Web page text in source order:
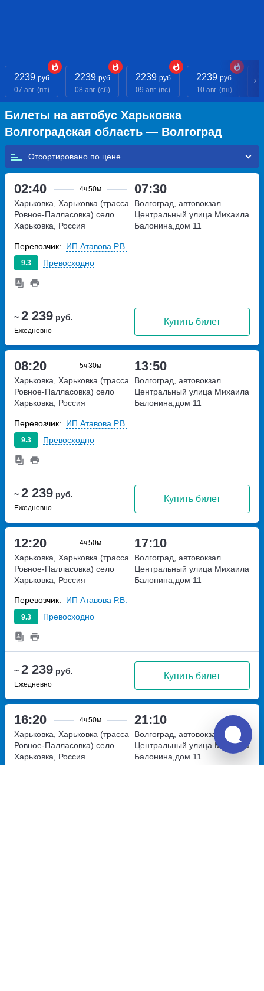
2239 руб.
07 авг. (пт)
2239 руб.
08 авг. (сб)
2239 руб.
09 авг. (вс)
2239 руб.
10 авг. (пн)
Билеты на автобус Харьковка
Волгоградская область — Волгоград
Отсортировано по
02:40 4ч50м 07:30
~ 2 239 руб.
Ежедневно
Купить билет
Харьковка, Харьковка (трасса
Ровное-Палласовка) село
Харьковка, Россия
Волгоград, автовокзал
Центральный улица Михаила
Балонина,дом 11
9.3 Превосходно
Перевозчик: ИП Атавова Р.В.
08:20 5ч30м 13:50
~ 2 239 руб.
Ежедневно
Купить билет
Харьковка, Харьковка (трасса
Ровное-Палласовка) село
Харьковка, Россия
Волгоград, автовокзал
Центральный улица Михаила
Балонина,дом 11
9.3 Превосходно
Перевозчик: ИП Атавова Р.В.
12:20 4ч50м 17:10
~ 2 239 руб.
Ежедневно
Купить билет
Харьковка, Харьковка (трасса
Ровное-Палласовка) село
Харьковка, Россия
Волгоград, автовокзал
Центральный улица Михаила
Балонина,дом 11
9.3 Превосходно
Перевозчик: ИП Атавова Р.В.
16:20 4ч50м 21:10
Харьковка, Харьковка (трасса
Ровное-Палласовка) село
Харьковка, Россия
Волгоград, автовокзал
Центральный улица Михаила
Балонина,дом 11